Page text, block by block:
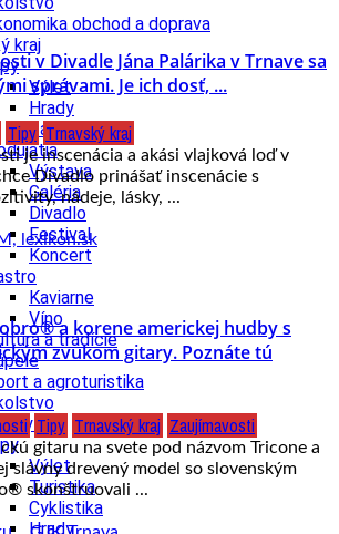
obchod a doprava
kraj
Výlet
Hrady
Zámok
Výstava
Galéria
Divadlo
Festival
Koncert
Kaviarne
Víno
a tradície
a agroturistika
kraj
Výlet
Turistika
Cyklistika
Hrady
v Divadle Jána Palárika v Trnave sa
správami. Je ich dosť, ...
Tipy Trnavský kraj
je inscenácia a akási vlajková loď v
Divadlo prinášať inscenácie s
nádeje, lásky, ...
a korene americkej hudby s
zvukom gitary. Poznáte tú
Tipy Trnavský kraj Zaujímavosti
gitaru na svete pod názvom Tricone a
slávny drevený model so slovenským
skonštruovali ...